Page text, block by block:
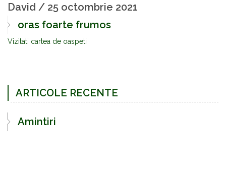
David / 25 octombrie 2021
oras foarte frumos
Vizitati cartea de oaspeti
ARTICOLE RECENTE
Amintiri